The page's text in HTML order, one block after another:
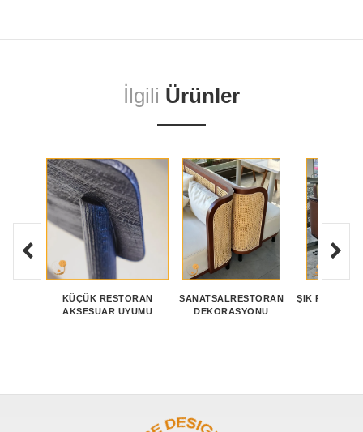
İlgili Ürünler
KÜÇÜK RESTORAN
AKSESUAR UYUMU
SANATSALRESTORAN
DEKORASYONU
ŞIK